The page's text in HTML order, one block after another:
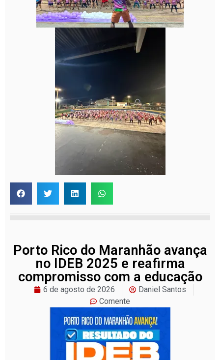
Porto Rico do Maranhão avança
no IDEB 2025 e reafirma
compromisso com a educação
6 de agosto de 2026
Daniel Santos
Comente